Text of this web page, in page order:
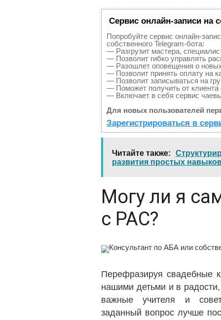
Сервис онлайн-записи на
Попробуйте сервис онлайн-
собственного Telegram-бота:
— Разгрузит мастера,
— Позволит гибко управлять
— Разошлет оповещения о
— Позволит принять оплату на
— Позволит записываться на
— Поможет получить от клиента
— Включает в себя сервис
Для новых пользователей
Зарегистрироваться в
Читайте также
развития простых
Могу ли я
с РАС?
Перефразируя свадебные
нашими детьми и в
важные учителя и
заданный вопрос лучше